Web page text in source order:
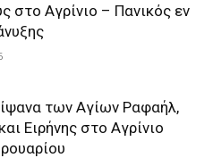
στο Αγρίνιο – Πανικός εν
των Αγίων Ραφαήλ,
Ειρήνης στο Αγρίνιο